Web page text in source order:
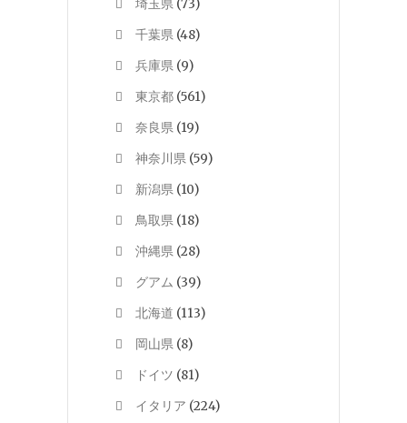
埼玉県 (73)
千葉県 (48)
兵庫県 (9)
東京都 (561)
奈良県 (19)
神奈川県 (59)
新潟県 (10)
鳥取県 (18)
沖縄県 (28)
グアム (39)
北海道 (113)
岡山県 (8)
ドイツ (81)
イタリア (224)